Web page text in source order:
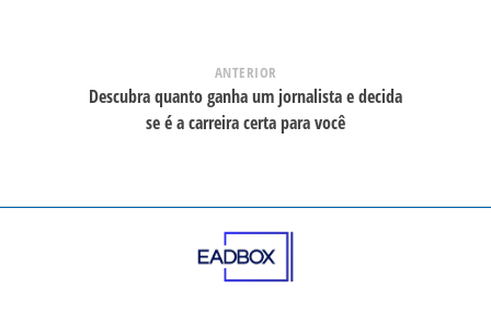
ANTERIOR
Descubra quanto ganha um jornalista e decida
se é a carreira certa para você